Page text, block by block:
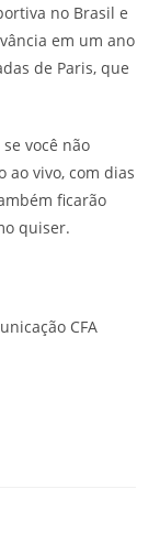
no Brasil e
em um ano
de Paris, que
você não
ao vivo, com dias
ficarão
quiser.
CFA